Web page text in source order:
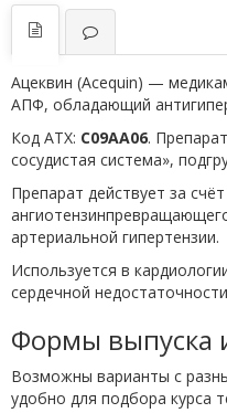
Ацеквин (Acequin) —
АПФ, обладающий
Код АТХ: C09AA06.
сосудистая система»,
Препарат действует за
артериальной гипертензии.
Используется в
сердечной
Формы выпуска
Возможны варианты с
удобно для подбора курса